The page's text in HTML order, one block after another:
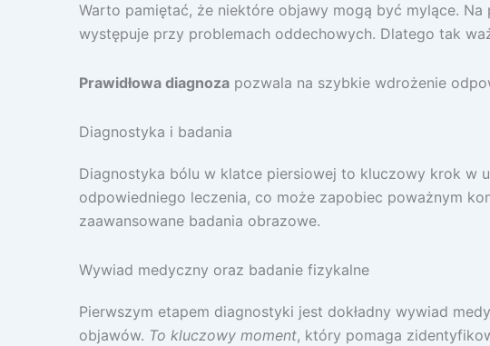
Warto pamiętać, że niektóre objawy mogą być mylące.
występuje przy problemach oddechowych. Dlatego tak
Prawidłowa diagnoza pozwala na szybkie wdrożenie
Diagnostyka i badania
Diagnostyka bólu w klatce piersiowej to kluczowy krok w
odpowiedniego leczenia, co może zapobiec poważnym
zaawansowane badania obrazowe.
Wywiad medyczny oraz badanie fizykalne
Pierwszym etapem diagnostyki jest dokładny wywiad
objawów. To kluczowy moment, który pomaga